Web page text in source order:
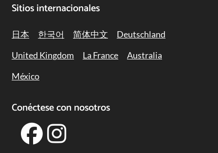
Sitios internacionales
日本 한국어 简体中文
Deutschland
United Kingdom
La France
Australia
México
Conéctese con nosotros